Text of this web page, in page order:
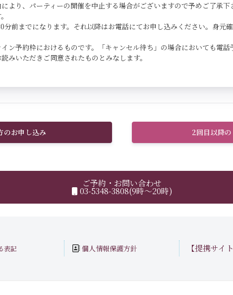
より、パーティーの開催を中止する場合がございますので予めご了承
前までになります。それ以降はお電話にてお申し込みください。身元
ン予約枠におけるものです。「キャンセル待ち」の場合においても電
みいただきご同意されたものとみなします。
のお申し込み 2回目以降
ご予約・お問い合わせ
03-5348-3808(9時～20時)
表記 個人情報保護方針 【提携サイ